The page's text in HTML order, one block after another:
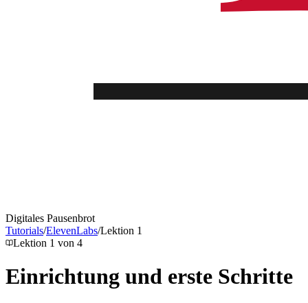
Digitales Pausenbrot
Tutorials/ElevenLabs/Lektion 1
Lektion 1 von 4
Einrichtung und erste Schritte